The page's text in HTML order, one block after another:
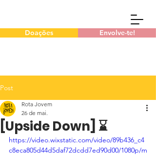
Doações Envolve-te!
Post
[Upside Down] ⌛
Rota Jovem
26 de mai.
https://video.wixstatic.com/video/89b436_c4
c8eca805d44d5daf72dcdd7ed90d00/1080p/m